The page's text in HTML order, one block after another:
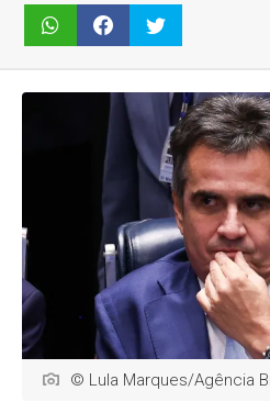
© Lula Marques/Agência